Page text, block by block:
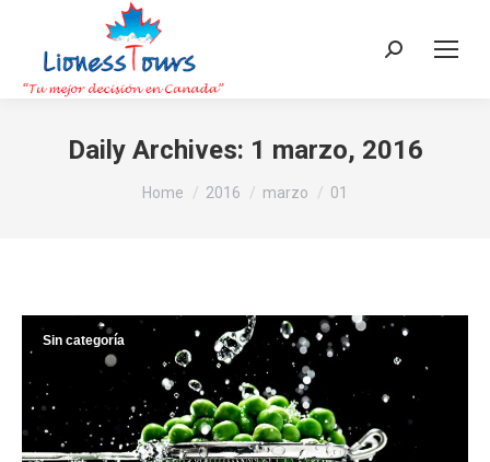
Search:
Daily Archives: 1 marzo, 2016
You are here:
Home 2016 marzo 01
Sin categoría